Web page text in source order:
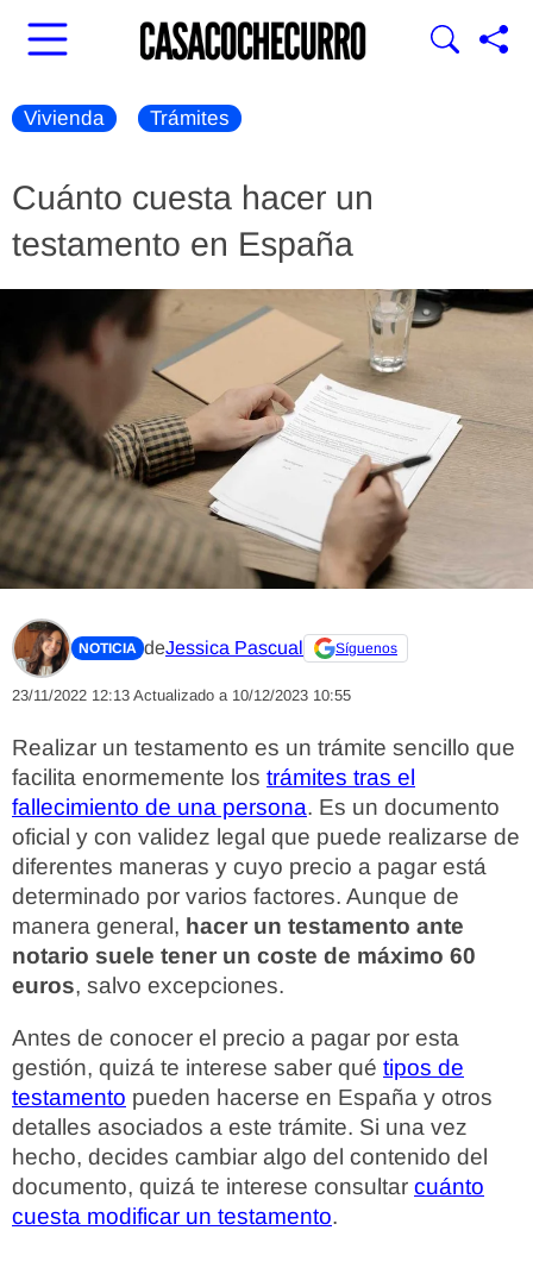
Vivienda Trámites
Cuánto cuesta hacer un
testamento en España
NOTICIA deJessica Pascual Síguenos
23/11/2022 12:13 Actualizado a 10/12/2023 10:55
Realizar un testamento es un trámite sencillo que
facilita enormemente los trámites tras el
fallecimiento de una persona. Es un documento
oficial y con validez legal que puede realizarse de
diferentes maneras y cuyo precio a pagar está
determinado por varios factores. Aunque de
manera general, hacer un testamento ante
notario suele tener un coste de máximo 60
euros, salvo excepciones.
Antes de conocer el precio a pagar por esta
gestión, quizá te interese saber qué tipos de
testamento pueden hacerse en España y otros
detalles asociados a este trámite. Si una vez
hecho, decides cambiar algo del contenido del
documento, quizá te interese consultar cuánto
cuesta modificar un testamento.